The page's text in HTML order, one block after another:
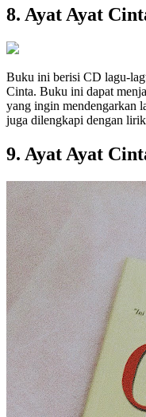
8. Ayat Ayat
Buku ini berisi CD lagu-
Cinta. Buku ini dapat
yang ingin mendengarkan
juga dilengkapi dengan
9. Ayat Ayat